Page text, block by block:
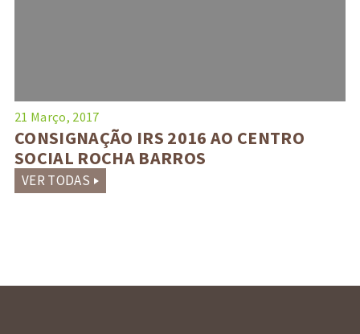
21 Março, 2017
CONSIGNAÇÃO IRS 2016 AO CENTRO
SOCIAL ROCHA BARROS
VER TODAS